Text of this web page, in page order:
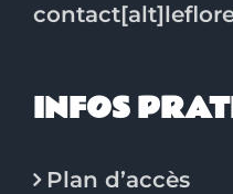
INFOS
Plan d’accès